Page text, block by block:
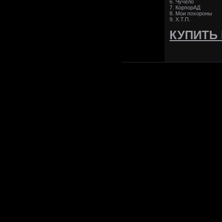
6. Чучело
7. КорпорАД
8. Мои похороны
9. Х.Т.П.
КУПИТЬ